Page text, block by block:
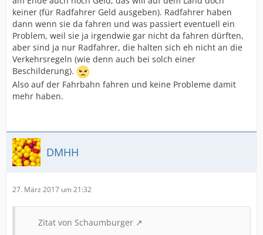
keiner (für Radfahrer Geld ausgeben). Radfahrer haben
dann wenn sie da fahren und was passiert eventuell ein
Problem, weil sie ja irgendwie gar nicht da fahren dürften,
aber sind ja nur Radfahrer, die halten sich eh nicht an die
Verkehrsregeln (wie denn auch bei solch einer
Beschilderung).
Also auf der Fahrbahn fahren und keine Probleme damit
mehr haben.
DMHH
27. März 2017 um 21:32
Zitat von Schaumburger